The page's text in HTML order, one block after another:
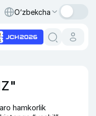
O‘zbekcha
hamkorlik